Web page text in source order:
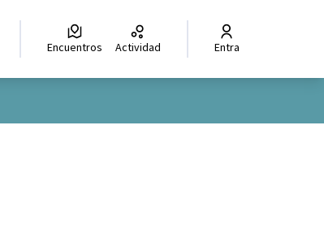
Encuentros Actividad Entra